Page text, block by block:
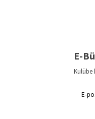
E-
Kulübe